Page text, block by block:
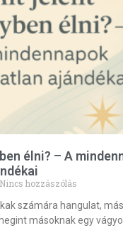
élni? – A
Nincs hozzászólás
számára hangulat,
másoknak egy